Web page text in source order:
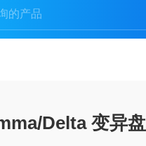
Delta 变异盘